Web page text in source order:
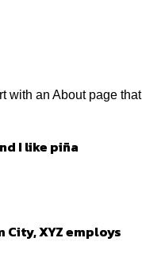
with an About page that
I like piña
XYZ employs